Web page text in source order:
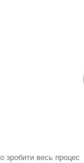
зробити весь процес